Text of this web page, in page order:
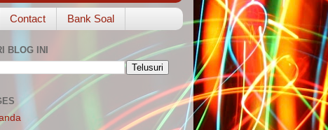
Contact Bank Soal
BLOG INI